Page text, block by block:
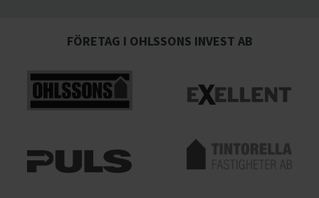
FÖRETAG I OHLSSONS INVEST AB